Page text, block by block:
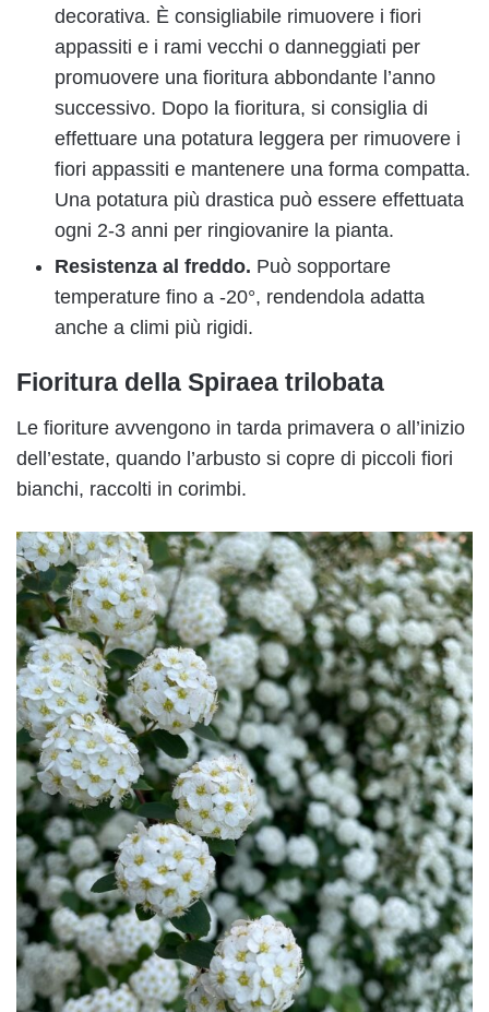
decorativa. È consigliabile rimuovere i fiori
appassiti e i rami vecchi o danneggiati per
promuovere una fioritura abbondante l’anno
successivo. Dopo la fioritura, si consiglia di
effettuare una potatura leggera per rimuovere i
fiori appassiti e mantenere una forma compatta.
Una potatura più drastica può essere effettuata
ogni 2-3 anni per ringiovanire la pianta.
Resistenza al freddo. Può sopportare
temperature fino a -20°, rendendola adatta
anche a climi più rigidi.
Fioritura della Spiraea trilobata
Le fioriture avvengono in tarda primavera o all’inizio
dell’estate, quando l’arbusto si copre di piccoli fiori
bianchi, raccolti in corimbi.